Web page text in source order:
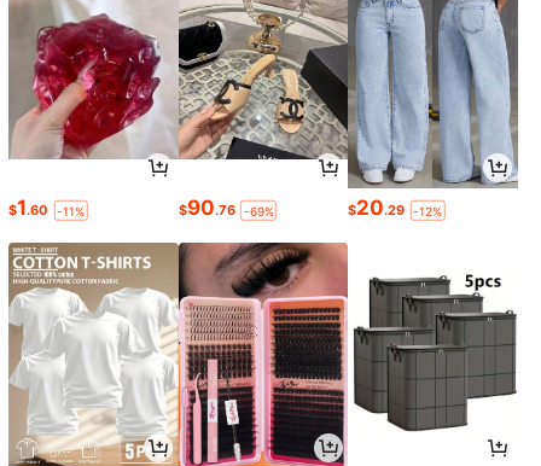
$1.60 -11% $90.76 -69% $20.29 -12%